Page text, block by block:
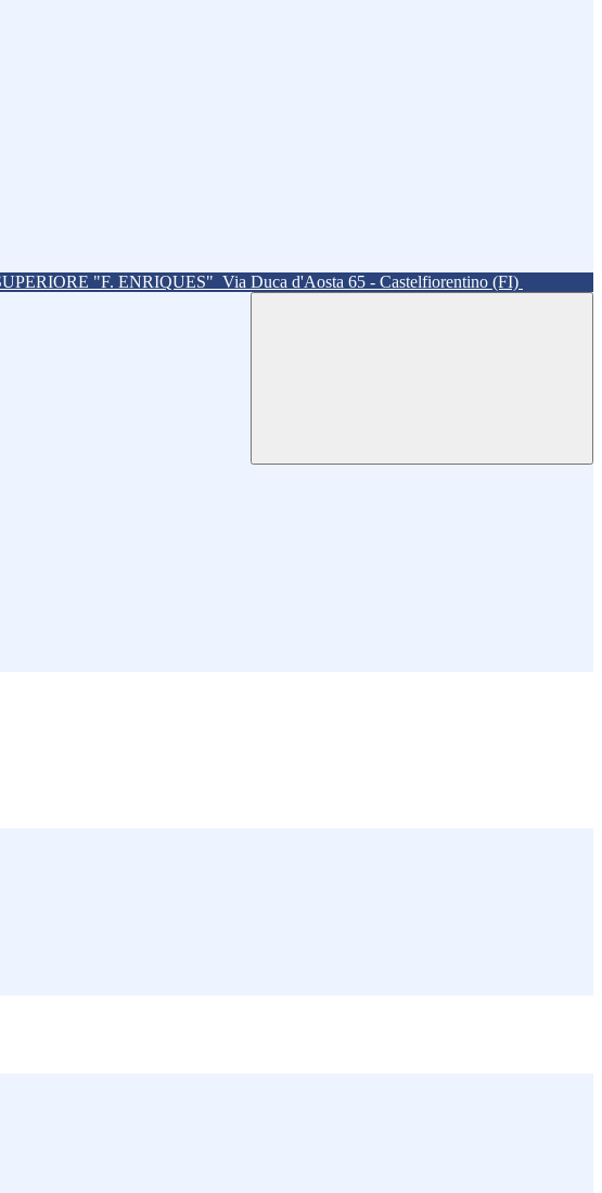
"F. ENRIQUES" Via Duca d'Aosta 65 - Castelfiorentino (FI)